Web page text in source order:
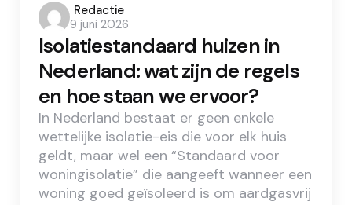
Posted
by
Redactie
9 juni 2026
Isolatiestandaard huizen in
Nederland: wat zijn de regels
en hoe staan we ervoor?
In Nederland bestaat er geen enkele
wettelijke isolatie-eis die voor elk huis
geldt, maar wel een “Standaard voor
woningisolatie” die aangeeft wanneer een
woning goed geïsoleerd is om aardgasvrij